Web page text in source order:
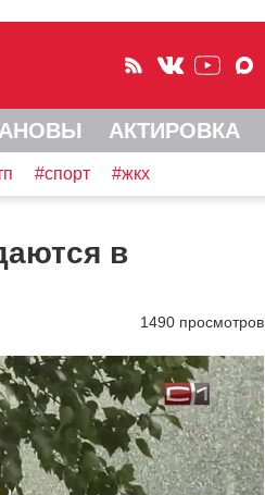
АКТИРОВКА
#спорт #жкх
в
1490 просмотров